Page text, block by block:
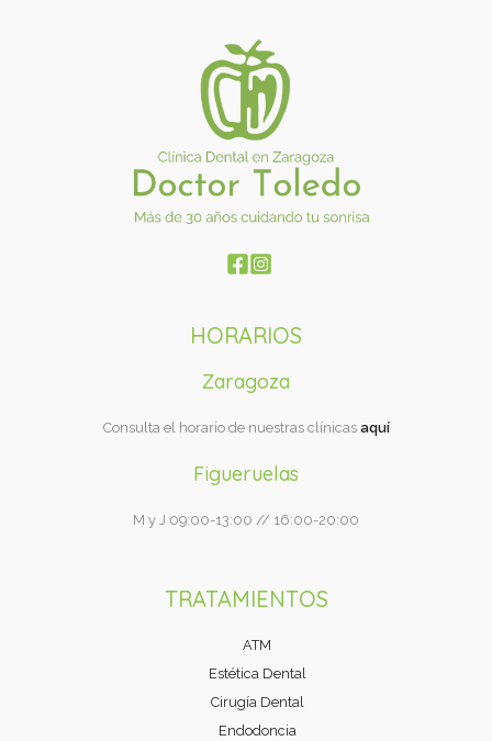
HORARIOS
Zaragoza
Consulta el horario de nuestras clínicas aquí
Figueruelas
M y J 09:00-13:00 // 16:00-20:00
TRATAMIENTOS
ATM
Estética Dental
Cirugía Dental
Endodoncia